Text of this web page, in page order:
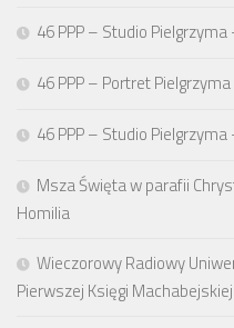
46 PPP – Studio
46 PPP – Portret
46 PPP – Studio Pielgrzyma
Msza Święta w parafii
Homilia
Wieczorowy Radiowy
Pierwszej Księgi Machabejskiej